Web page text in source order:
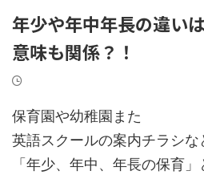
年少や年中年長の違い
意味も関係？！
保育園や幼稚園また
英語スクールの案内チラシな
「年少、年中、年長の保育」